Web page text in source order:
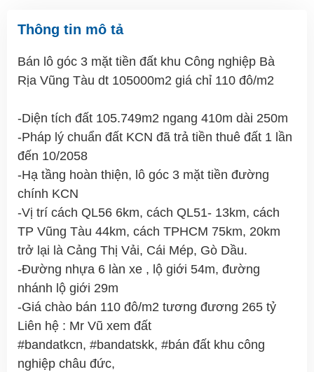
Thông tin mô tả
Bán lô góc 3 mặt tiền đất khu Công nghiệp Bà
Rịa Vũng Tàu dt 105000m2 giá chỉ 110 đô/m2
-Diện tích đất 105.749m2 ngang 410m dài 250m
-Pháp lý chuẩn đất KCN đã trả tiền thuê đất 1 lần
đến 10/2058
-Hạ tầng hoàn thiện, lô góc 3 mặt tiền đường
chính KCN
-Vị trí cách QL56 6km, cách QL51- 13km, cách
TP Vũng Tàu 44km, cách TPHCM 75km, 20km
trở lại là Cảng Thị Vải, Cái Mép, Gò Dầu.
-Đường nhựa 6 làn xe , lộ giới 54m, đường
nhánh lộ giới 29m
-Giá chào bán 110 đô/m2 tương đương 265 tỷ
Liên hệ : Mr Vũ xem đất
#bandatkcn, #bandatskk, #bán đất khu công
nghiệp châu đức,